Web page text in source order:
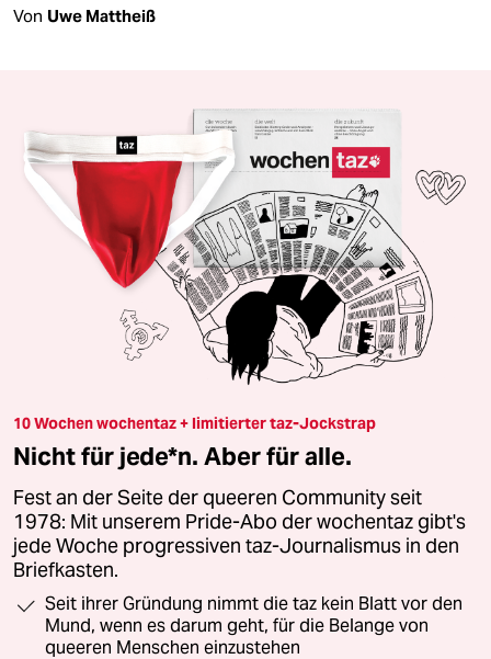
Von Uwe Mattheiß
10 Wochen wochentaz + limitierter taz-Jockstrap
Nicht für jede*n. Aber für alle.
Fest an der Seite der queeren Community seit
1978: Mit unserem Pride-Abo der wochentaz gibt's
jede Woche progressiven taz-Journalismus in den
Briefkasten.
Seit ihrer Gründung nimmt die taz kein Blatt vor den
Mund, wenn es darum geht, für die Belange von
queeren Menschen einzustehen